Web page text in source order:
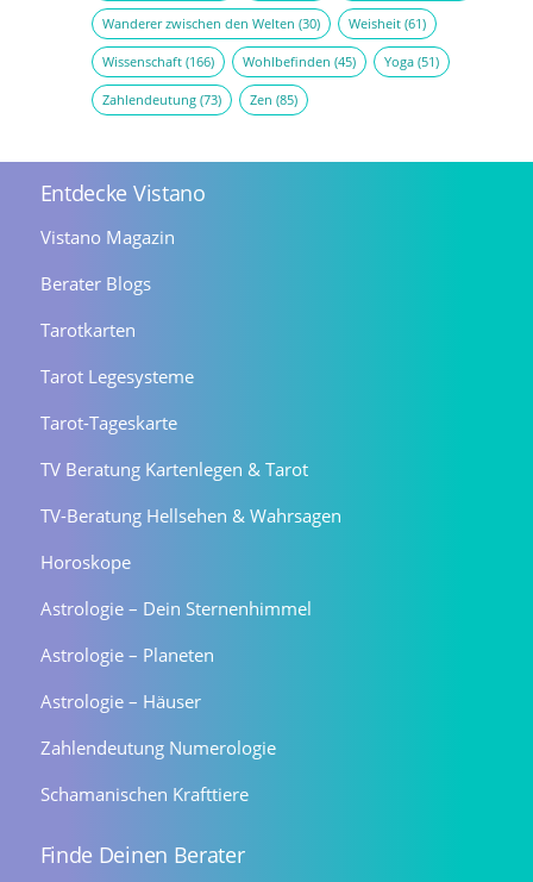
Wanderer zwischen den Welten (30) Weisheit(61)
Wissenschaft(166) Wohlbefinden (45) Yoga(51)
Zahlendeutung(73) Zen (85)
Entdecke Vistano
Vistano Magazin
Berater Blogs
Tarotkarten
Tarot Legesysteme
Tarot-Tageskarte
TV Beratung Kartenlegen & Tarot
TV-Beratung Hellsehen & Wahrsagen
Horoskope
Astrologie – Dein Sternenhimmel
Astrologie – Planeten
Astrologie – Häuser
Zahlendeutung Numerologie
Schamanischen Krafttiere
Finde Deinen Berater